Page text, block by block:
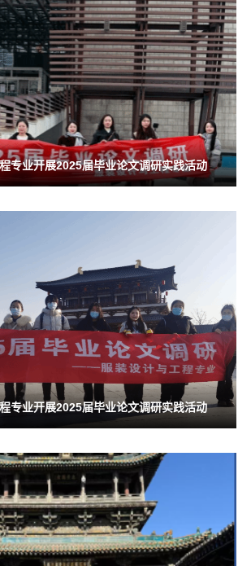
专业开展2025届毕业论文调研实践活动
专业开展2025届毕业论文调研实践活动